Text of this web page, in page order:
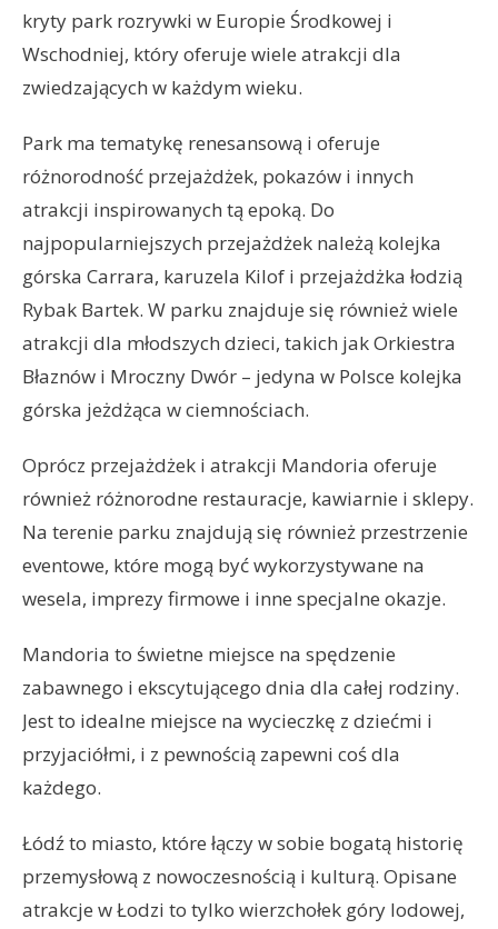
kryty park rozrywki w Europie Środkowej i
Wschodniej, który oferuje wiele atrakcji dla
zwiedzających w każdym wieku.
Park ma tematykę renesansową i oferuje
różnorodność przejażdżek, pokazów i innych
atrakcji inspirowanych tą epoką. Do
najpopularniejszych przejażdżek należą kolejka
górska Carrara, karuzela Kilof i przejażdżka łodzią
Rybak Bartek. W parku znajduje się również wiele
atrakcji dla młodszych dzieci, takich jak Orkiestra
Błaznów i Mroczny Dwór – jedyna w Polsce kolejka
górska jeżdżąca w ciemnościach.
Oprócz przejażdżek i atrakcji Mandoria oferuje
również różnorodne restauracje, kawiarnie i sklepy.
Na terenie parku znajdują się również przestrzenie
eventowe, które mogą być wykorzystywane na
wesela, imprezy firmowe i inne specjalne okazje.
Mandoria to świetne miejsce na spędzenie
zabawnego i ekscytującego dnia dla całej rodziny.
Jest to idealne miejsce na wycieczkę z dziećmi i
przyjaciółmi, i z pewnością zapewni coś dla
każdego.
Łódź to miasto, które łączy w sobie bogatą historię
przemysłową z nowoczesnością i kulturą. Opisane
atrakcje w Łodzi to tylko wierzchołek góry lodowej,